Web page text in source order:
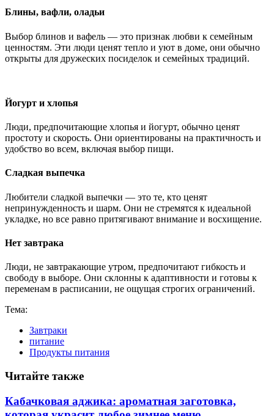
Блины, вафли, оладьи
Выбор блинов и вафель — это признак любви к семейным
ценностям. Эти люди ценят тепло и уют в доме, они обычно
открыты для дружеских посиделок и семейных традиций.
Йогурт и хлопья
Люди, предпочитающие хлопья и йогурт, обычно ценят
простоту и скорость. Они ориентированы на практичность и
удобство во всем, включая выбор пищи.
Сладкая выпечка
Любители сладкой выпечки — это те, кто ценят
непринужденность и шарм. Они не стремятся к идеальной
укладке, но все равно притягивают внимание и восхищение.
Нет завтрака
Люди, не завтракающие утром, предпочитают гибкость и
свободу в выборе. Они склонны к адаптивности и готовы к
переменам в расписании, не ощущая строгих ограничений.
Тема:
Завтраки
питание
Продукты питания
Читайте также
Кабачковая аджика: ароматная заготовка,